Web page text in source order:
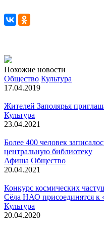
Похожие новости
Общество Культура
17.04.2019
​​​​​​​​​​​​Жителей Заполярья
Культура
23.04.2021
Более 400 человек
центральную библиотеку
Афиша Общество
20.04.2021
Конкурс космических
Сёла НАО присоединятся к
Культура
20.04.2020